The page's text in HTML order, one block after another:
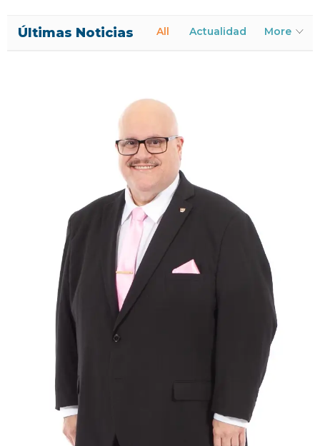
Últimas Noticias All Actualidad More